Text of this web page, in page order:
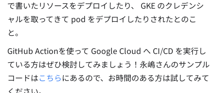
で書いたリソースをデプロイしたり、 GKE のクレデンシ
ャルを取ってきて pod をデプロイしたりされたとのこ
と。
GitHub Actionを使って Google Cloud へ CI/CD を実行し
ている方はぜひ検討してみましょう！永嶋さんのサンプル
コードはこちらにあるので、お時間のある方は試してみて